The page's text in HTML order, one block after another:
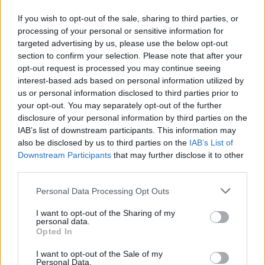
If you wish to opt-out of the sale, sharing to third parties, or
processing of your personal or sensitive information for
targeted advertising by us, please use the below opt-out
section to confirm your selection. Please note that after your
opt-out request is processed you may continue seeing
interest-based ads based on personal information utilized by
us or personal information disclosed to third parties prior to
your opt-out. You may separately opt-out of the further
disclosure of your personal information by third parties on the
IAB’s list of downstream participants. This information may
also be disclosed by us to third parties on the IAB’s List of
Downstream Participants that may further disclose it to other
Please note that this website/app uses one or more Google
not limited to your visit or usage behaviour. You may click to
grant or deny consent to Google and its third-party tags to
use your data for below specified purposes in below Google
consent section.
Personal Data Processing Opt Outs
I want to opt-out of the Sharing of my
personal data.
Opted In
I want to opt-out of the Sale of my
Personal Data.
ce
b
o
o
k
it
te
r
te
re
st
at
s
A
p
p
a
re
Articolo precedente
Prossimo articolo
NOTIZIE RECENTI
Sangue, musica e solidarietà con Avis Olbia al
Delta Center
Salmo finisce in ospedale a Catania, ma il tour